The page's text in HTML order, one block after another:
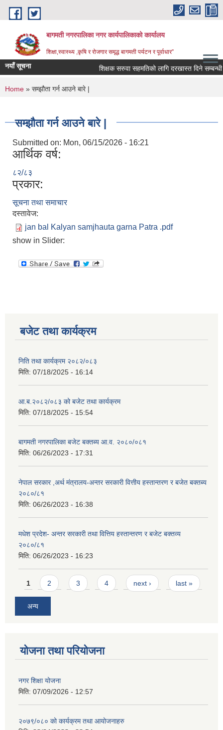
Skip to main content
बागमती नगरपालिका नगर कार्यपालिकाको कार्यालय
शिक्षा,स्वास्थ्य ,कृषि र रोजगार समृद्ध बागमती पर्यटन र पूर्वाधार”
नयाँ सूचना शिक्षक सरुवा सहमतिको लागि दरखास्त दिने
You are here
Home » सम्झौता गर्न आउने बारे |
सम्झौता गर्न आउने बारे |
Submitted on: Mon, 06/15/2026 - 16:21
आर्थिक वर्ष:
८२/८३
प्रकार:
सूचना तथा समाचार
दस्तावेज:
jan bal Kalyan samjhauta garna Patra .pdf
show in Slider:
बजेट तथा कार्यक्रम
निति तथा कार्यक्रम २०८२/०८३
मिति: 07/18/2025 - 16:14
आ.ब.२०८२/०८३ को बजेट तथा कार्यक्रम
मिति: 07/18/2025 - 15:54
बागमती नगरपालिका बजेट बक्तब्य आ.व. २०८०/०८१
मिति: 06/26/2023 - 17:31
नेपाल सरकार ,अर्थ मंत्रालय-अन्तर सरकारी वित्तीय हस्तान्तरण र बजेत बक्तब्य
२०८०/८१
मिति: 06/26/2023 - 16:38
मधेश प्रदेश- अन्तर सरकारी तथा वित्तिय हस्तान्तरण र बजेट बक्तव्य
२०८०/८१
मिति: 06/26/2023 - 16:23
Pages
1 2 3 4 next › last »
अन्य
योजना तथा परियोजना
नगर शिक्षा योजना
मिति: 07/09/2026 - 12:57
२०७९/०८० को कार्यक्रम तथा आयोजनाहरु